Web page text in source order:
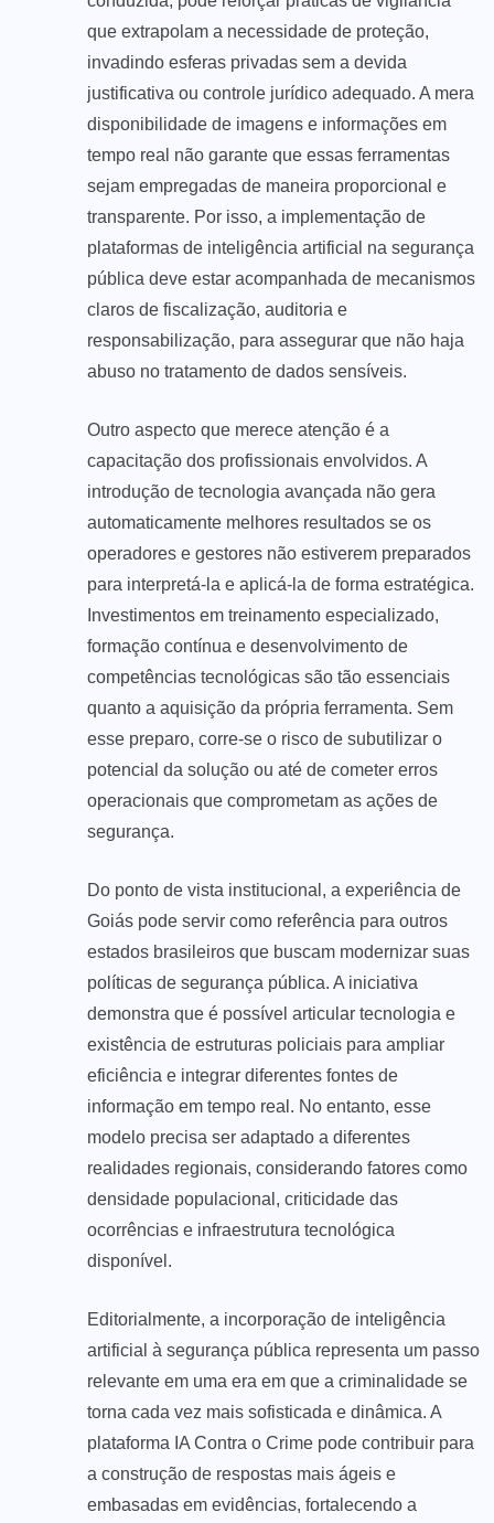
que extrapolam a necessidade de proteção,
invadindo esferas privadas sem a devida
justificativa ou controle jurídico adequado. A mera
disponibilidade de imagens e informações em
tempo real não garante que essas ferramentas
sejam empregadas de maneira proporcional e
transparente. Por isso, a implementação de
plataformas de inteligência artificial na segurança
pública deve estar acompanhada de mecanismos
claros de fiscalização, auditoria e
responsabilização, para assegurar que não haja
abuso no tratamento de dados sensíveis.
Outro aspecto que merece atenção é a
capacitação dos profissionais envolvidos. A
introdução de tecnologia avançada não gera
automaticamente melhores resultados se os
operadores e gestores não estiverem preparados
para interpretá-la e aplicá-la de forma estratégica.
Investimentos em treinamento especializado,
formação contínua e desenvolvimento de
competências tecnológicas são tão essenciais
quanto a aquisição da própria ferramenta. Sem
esse preparo, corre-se o risco de subutilizar o
potencial da solução ou até de cometer erros
operacionais que comprometam as ações de
segurança.
Do ponto de vista institucional, a experiência de
Goiás pode servir como referência para outros
estados brasileiros que buscam modernizar suas
políticas de segurança pública. A iniciativa
demonstra que é possível articular tecnologia e
existência de estruturas policiais para ampliar
eficiência e integrar diferentes fontes de
informação em tempo real. No entanto, esse
modelo precisa ser adaptado a diferentes
realidades regionais, considerando fatores como
densidade populacional, criticidade das
ocorrências e infraestrutura tecnológica
disponível.
Editorialmente, a incorporação de inteligência
artificial à segurança pública representa um passo
relevante em uma era em que a criminalidade se
torna cada vez mais sofisticada e dinâmica. A
plataforma IA Contra o Crime pode contribuir para
a construção de respostas mais ágeis e
embasadas em evidências, fortalecendo a